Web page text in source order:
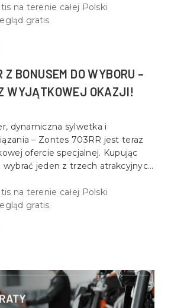
na terenie całej Polski
gratis
BONUSEM DO WYBORU –
WYJĄTKOWEJ OKAZJI!
dynamiczna sylwetka i
– Zontes 703RR jest teraz
ofercie specjalnej. Kupując
jeden z trzech atrakcyjnych
na terenie całej Polski
gratis